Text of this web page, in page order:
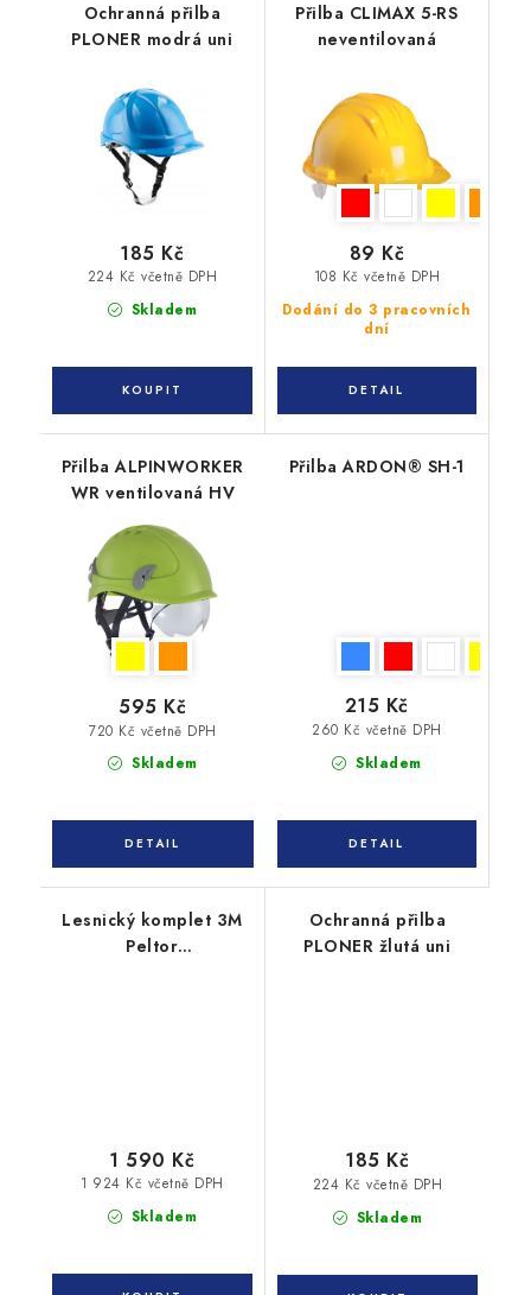
Ochranná přilba
PLONER modrá uni
Skladem
224 Kč včetně DPH
185 Kč
Přilba CLIMAX 5-RS
neventilovaná
Dodání do 3 pracovních
dní
108 Kč včetně DPH
89 Kč
Přilba ALPINWORKER
WR ventilovaná HV
Skladem
720 Kč včetně DPH
595 Kč
Přilba ARDON® SH-1
Skladem
260 Kč včetně DPH
215 Kč
Lesnický komplet 3M
Peltor
Skladem
1 924 Kč včetně DPH
1 590 Kč
Ochranná přilba
PLONER žlutá uni
Skladem
224 Kč včetně DPH
185 Kč